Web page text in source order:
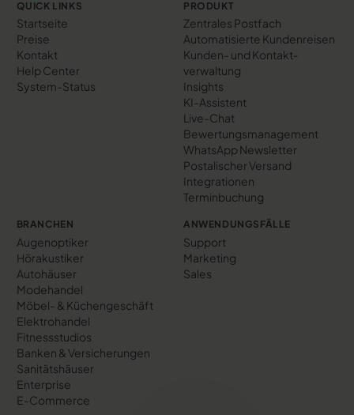
QUICK LINKS
Startseite
Preise
Kontakt
Help Center
System-Status
PRODUKT
Zentrales Postfach
Automatisierte Kundenreisen
Kunden- und Kontakt­
verwaltung
Insights
KI-Assistent
Live-Chat
Bewertungs­management
WhatsApp Newsletter
Postalischer Versand
Integrationen
Terminbuchung
BRANCHEN
Augenoptiker
Hörakustiker
Autohäuser
Modehandel
Möbel- & Küchengeschäft
Elektrohandel
Fitnessstudios
Banken & Versicherungen
Sanitätshäuser
Enterprise
E-Commerce
ANWENDUNGSFÄLLE
Support
Marketing
Sales